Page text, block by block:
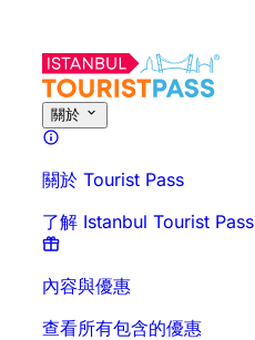
關於
關於 Tourist Pass
了解 Istanbul Tourist Pass
內容與優惠
查看所有包含的優惠